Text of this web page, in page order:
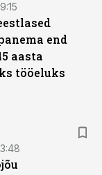
end
aasta
tööeluks